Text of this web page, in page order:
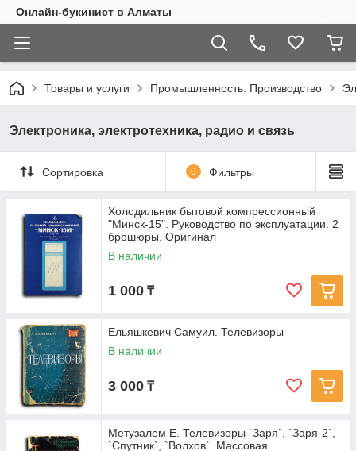
Онлайн-букинист в Алматы
Товары и услуги Промышленность. Производство
Электроника, электротехника, радио и связь
Сортировка 0 Фильтры
Холодильник бытовой компрессионный
"Минск-15". Руководство по эксплуатации. 2
брошюры. Оригинал
В наличии
1 000 ₸
Ельяшкевич Самуил. Телевизоры
В наличии
3 000 ₸
Метузалем Е. Телевизоры `Заря`, `Заря-2`,
`Спутник`, `Волхов`. Массовая